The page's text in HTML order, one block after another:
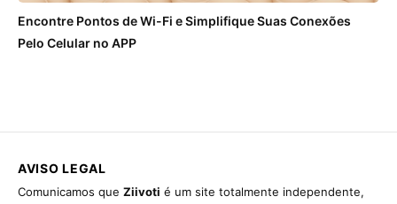
Encontre Pontos de Wi-Fi e Simplifique Suas Conexões
Pelo Celular no APP
AVISO LEGAL
Comunicamos que Ziivoti é um site totalmente independente,